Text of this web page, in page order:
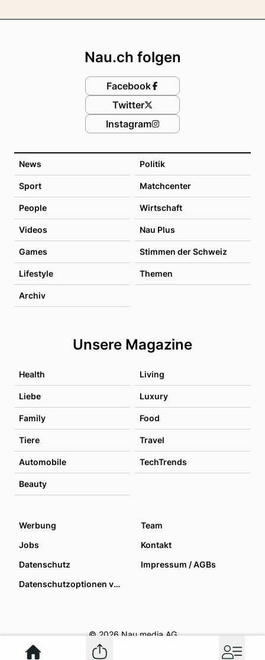
News Politik
Sport Matchcenter
People Wirtschaft
Videos Nau Plus
Games Stimmen der Schweiz
Lifestyle Themen
Archiv
Unsere Magazine
Health Living
Liebe Luxury
Family Food
Tiere Travel
Automobile TechTrends
Beauty
Nau.ch folgen
Facebook
Twitter
Instagram
Werbung
Team
Jobs
Kontakt
Datenschutz
Impressum / AGBs
Datenschutzoptionen verwalten
© 2026 Nau media AG